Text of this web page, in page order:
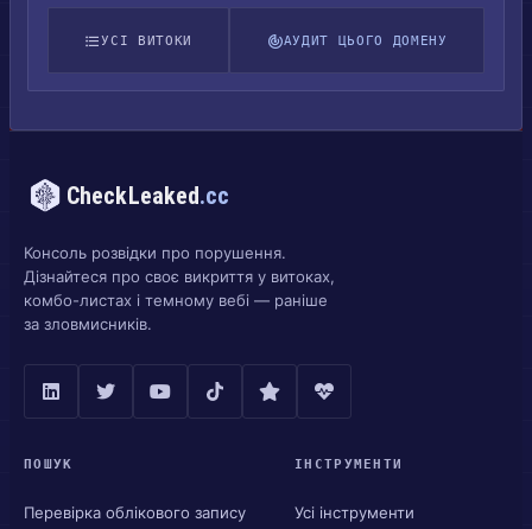
УСІ ВИТОКИ АУДИТ ЦЬОГО ДОМЕНУ
CheckLeaked.cc
Консоль розвідки про порушення.
Дізнайтеся про своє викриття у витоках,
комбо-листах і темному вебі — раніше
за зловмисників.
ПОШУК
Перевірка облікового запису
ІНСТРУМЕНТИ
Усі інструменти